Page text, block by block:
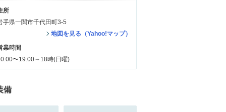
所
手県一関市千代田町3-5
地図を見る（Yahoo!マップ）
業時間
〜19:00～18時(日曜)
備